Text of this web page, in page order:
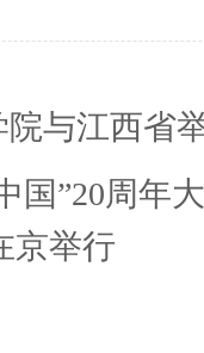
院与江西省
国”20周年
京举行